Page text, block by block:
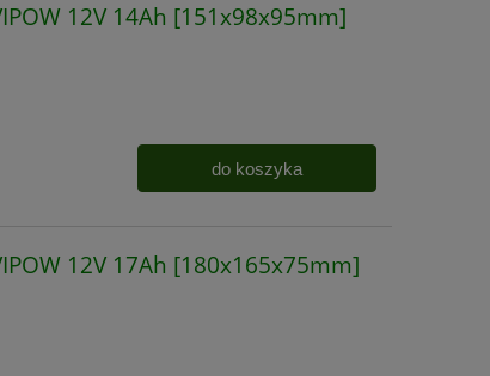
12V 14Ah [151x98x95mm]
do koszyka
12V 17Ah [180x165x75mm]